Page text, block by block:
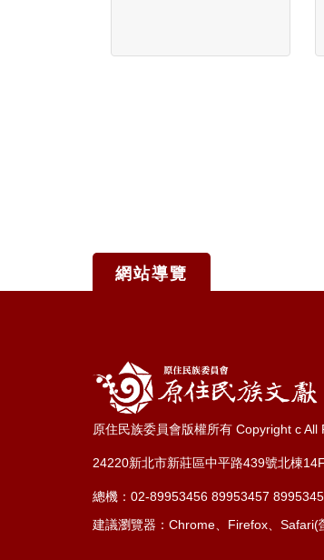
網站導覽
原住民族委員會版權所有 Copyright c All
24220新北市新莊區中平路439號北棟
總機：02-89953456 89953457
建議瀏覽器：Chrome、Firefox、Safari(